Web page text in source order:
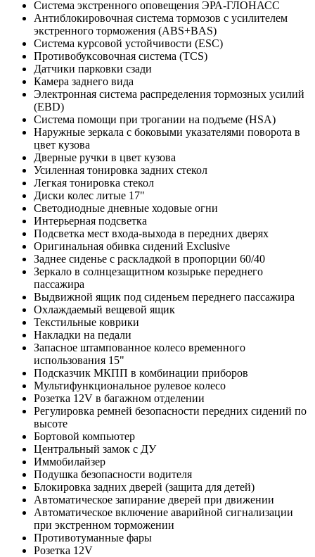
Система экстренного оповещения ЭРА-ГЛОНАСС
Антиблокировочная система тормозов с усилителем
экстренного торможения (ABS+BAS)
Cистема курсовой устойчивости (ESC)
Противобуксовочная система (TCS)
Датчики парковки сзади
Камера заднего вида
Электронная система распределения тормозных усилий
(EBD)
Система помощи при трогании на подъеме (HSА)
Наружные зеркала с боковыми указателями поворота в
цвет кузова
Дверные ручки в цвет кузова
Усиленная тонировка задних стекол
Легкая тонировка стекол
Диски колес литые 17"
Светодиодные дневные ходовые огни
Интерьерная подсветка
Подсветка мест входа-выхода в передних дверях
Оригинальная обивка сидений Exclusive
Заднее сиденье с раскладкой в пропорции 60/40
Зеркало в солнцезащитном козырьке переднего
пассажира
Выдвижной ящик под сиденьем переднего пассажира
Охлаждаемый вещевой ящик
Текстильные коврики
Накладки на педали
Запасное штампованное колесо временного
использования 15"
Подсказчик МКПП в комбинации приборов
Мультифункциональное рулевое колесо
Розетка 12V в багажном отделении
Регулировка ремней безопасности передних сидений по
высоте
Бортовой компьютер
Центральный замок с ДУ
Иммобилайзер
Подушка безопасности водителя
Блокировка задних дверей (защита для детей)
Автоматическое запирание дверей при движении
Автоматическое включение аварийной сигнализации
при экстренном торможении
Противотуманные фары
Розетка 12V